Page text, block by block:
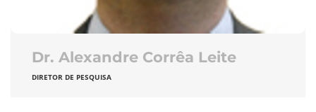
Dr. Alexandre Corrêa Leite
DIRETOR DE PESQUISA